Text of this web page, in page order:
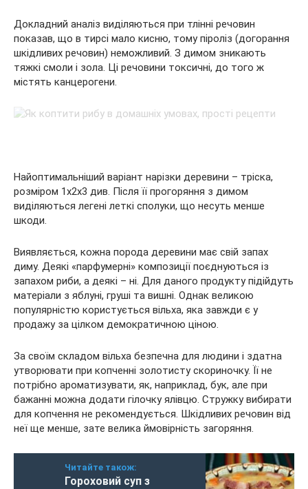
Докладний аналіз виділяються при тлінні речовин
показав, що в тирсі мало кисню, тому піроліз (догорання
шкідливих речовин) неможливий. З димом зникають
тяжкі смоли і зола. Ці речовини токсичні, до того ж
містять канцерогени.
Найоптимальніший варіант нарізки деревини – тріска,
розміром 1х2х3 див. Після її прогоряння з димом
виділяються легені леткі сполуки, що несуть менше
шкоди.
Виявляється, кожна порода деревини має свій запах
диму. Деякі «парфумерні» композиції поєднуються із
запахом риби, а деякі – ні. Для даного продукту підійдуть
матеріали з яблуні, груші та вишні. Однак великою
популярністю користується вільха, яка завжди є у
продажу за цілком демократичною ціною.
За своїм складом вільха безпечна для людини і здатна
утворювати при копченні золотисту скориночку. Її не
потрібно ароматизувати, як, наприклад, бук, але при
бажанні можна додати гілочку ялівцю. Стружку вибирати
для копчення не рекомендується. Шкідливих речовин від
неї ще менше, зате велика ймовірність загоряння.
Читайте також:
Гороховий суп з